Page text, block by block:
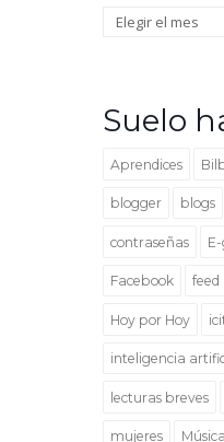
Archivo
Suelo
Aprendices
blogger blogs
contraseñas
Facebook feed
Hoy por Hoy
inteligencia
lecturas breves
mujeres Música